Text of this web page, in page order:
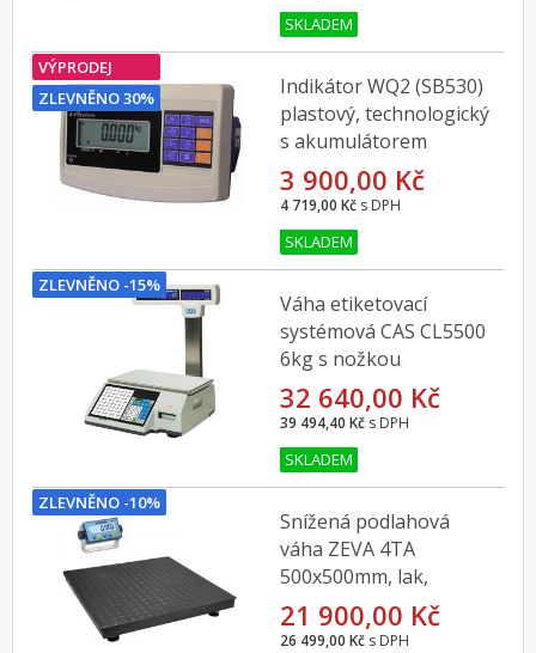
SKLADEM
VÝPRODEJ
ZLEVNĚNO 30%
Indikátor WQ2 (SB530)
plastový, technologický
s akumulátorem
3 900,00 Kč
4 719,00 Kč s DPH
SKLADEM
ZLEVNĚNO -15%
Váha etiketovací
systémová CAS CL5500
6kg s nožkou
32 640,00 Kč
39 494,40 Kč s DPH
SKLADEM
ZLEVNĚNO -10%
Snížená podlahová
váha ZEVA 4TA
500x500mm, lak,
300kg, s indikátorem
DFWL a ověřením
21 900,00 Kč
26 499,00 Kč s DPH